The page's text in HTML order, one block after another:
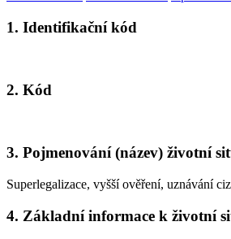
1. Identifikační kód
2. Kód
3. Pojmenování (název) životní
Superlegalizace, vyšší ověření, uznávání
4. Základní informace k životní